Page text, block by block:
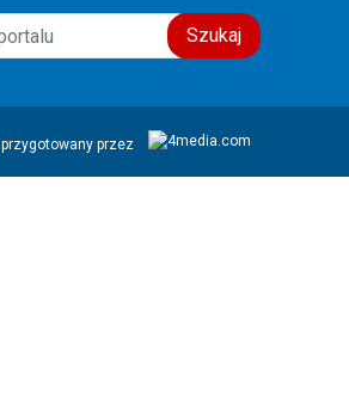
Szukaj
przygotowany przez